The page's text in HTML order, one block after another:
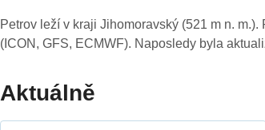
Petrov leží v kraji Jihomoravský (521 m n.
(ICON, GFS, ECMWF). Naposledy byla
Aktuálně